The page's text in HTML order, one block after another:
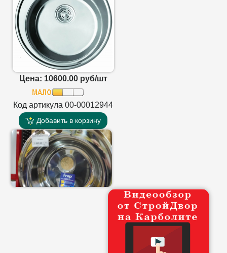
Цена: 10600.00 руб/шт
Код артикула 00-00012944
Добавить в корзину